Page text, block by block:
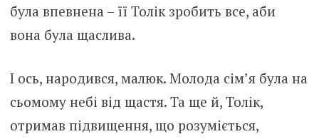
була впевнена – її Толік зробить все, аби
вона була щаслива.
І ось, народився, малюк. Молода сім’я була на
сьомому небі від щастя. Та ще й, Толік,
отримав підвищення, що розуміється,